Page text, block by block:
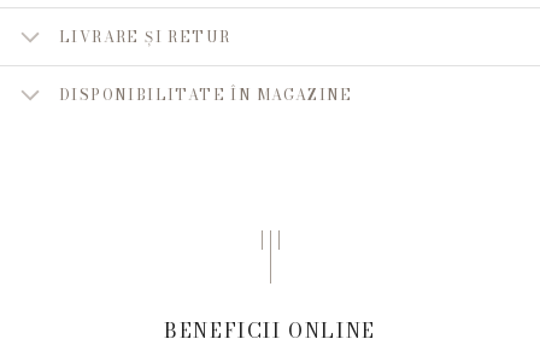
LIVRARE ȘI RETUR
DISPONIBILITATE ÎN MAGAZINE
BENEFICII ONLINE